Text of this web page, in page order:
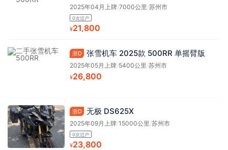
2025年04月上牌/7000公里 /苏州市
0次过户
¥21,800
浙D 张雪机车 2025款 500RR 单摇臂版
2025年05月上牌/5400公里 /苏州市
¥26,800
浙D 无极 DS625X
2025年09月上牌/15000公里 /苏州市
0次过户
¥23,800